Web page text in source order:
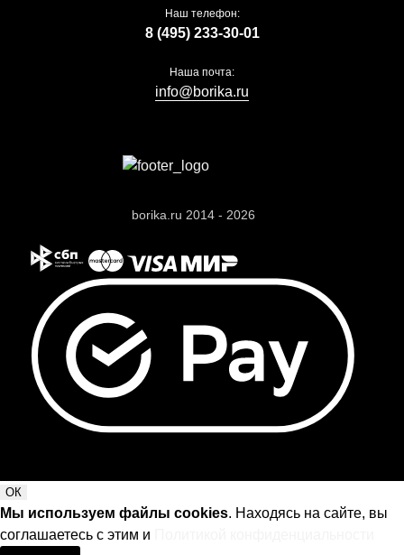
borika.ru 2014 - 2026
Наш телефон:
8 (495) 233-30-01
Наша почта:
info@borika.ru
ОК
Мы используем файлы cookies. Находясь на сайте, вы
соглашаетесь с этим и